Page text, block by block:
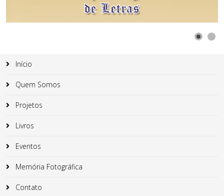
Início
Quem Somos
Projetos
Livros
Eventos
Memória Fotográfica
Contato